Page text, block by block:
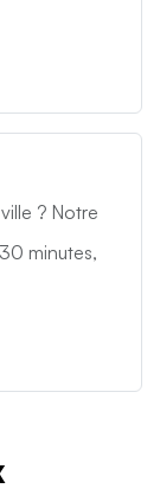
? Notre
minutes,